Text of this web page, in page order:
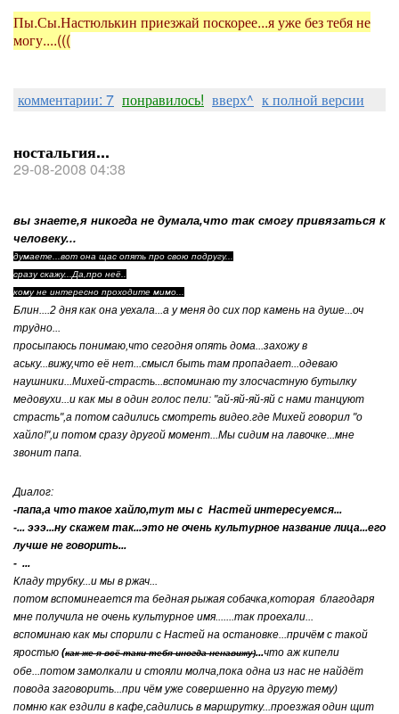
Пы.Сы.Настюлькин приезжай поскорее...я уже без тебя не
могу....(((
комментарии: 7 понравилось! вверх^ к полной версии
ностальгия...
29-08-2008 04:38
вы знаете,я никогда не думала,что так смогу привязаться к
человеку...
думаете...вот она щас опять про свою подругу...
сразу скажу...Да,про неё..
кому не интересно проходите мимо...
Блин....2 дня как она уехала...а у меня до сих пор камень на душе...оч
трудно...
просыпаюсь понимаю,что сегодня опять дома...захожу в
аську...вижу,что её нет...смысл быть там пропадает...одеваю
наушники...Михей-страсть...вспоминаю ту злосчастную бутылку
медовухи...и как мы в один голос пели: "ай-яй-яй-яй с нами танцуют
страсть",а потом садились смотреть видео.где Михей говорил "о
хайло!",и потом сразу другой момент...Мы сидим на лавочке...мне
звонит папа.
Диалог:
-папа,а что такое хайло,тут мы с Настей интересуемся...
-... эээ...ну скажем так...это не очень культурное название лица...его
лучше не говорить...
- ...
Кладу трубку...и мы в ржач...
потом вспоминеается та бедная рыжая собачка,которая благодаря
мне получила не очень культурное имя.......так проехали...
вспоминаю как мы спорили с Настей на остановке...причём с такой
яростью (как же я всё-таки тебя иногда ненавижу)...что аж кипели
обе...потом замолкали и стояли молча,пока одна из нас не найдёт
повода заговорить...при чём уже совершенно на другую тему)
помню как ездили в кафе,садились в маршрутку...проезжая один щит